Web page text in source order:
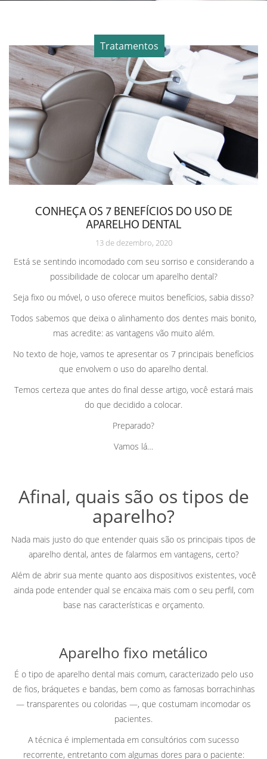
Tratamentos
CONHEÇA OS 7 BENEFÍCIOS DO USO DE
APARELHO DENTAL
13 de dezembro, 2020
Está se sentindo incomodado com seu sorriso e considerando a
possibilidade de colocar um aparelho dental?
Seja fixo ou móvel, o uso oferece muitos benefícios, sabia disso?
Todos sabemos que deixa o alinhamento dos dentes mais bonito,
mas acredite: as vantagens vão muito além.
No texto de hoje, vamos te apresentar os 7 principais benefícios
que envolvem o uso do aparelho dental.
Temos certeza que antes do final desse artigo, você estará mais
do que decidido a colocar.
Preparado?
Vamos lá…
Afinal, quais são os tipos de
aparelho?
Nada mais justo do que entender quais são os principais tipos de
aparelho dental, antes de falarmos em vantagens, certo?
Além de abrir sua mente quanto aos dispositivos existentes, você
ainda pode entender qual se encaixa mais com o seu perfil, com
base nas características e orçamento.
Aparelho fixo metálico
É o tipo de aparelho dental mais comum, caracterizado pelo uso
de fios, bráquetes e bandas, bem como as famosas borrachinhas
— transparentes ou coloridas —, que costumam incomodar os
pacientes.
A técnica é implementada em consultórios com sucesso
recorrente, entretanto com algumas dores para o paciente: